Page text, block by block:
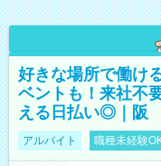
好きな場所で働け
ベントも！来社不
える日払い◎｜阪
アルバイト 職種未経験